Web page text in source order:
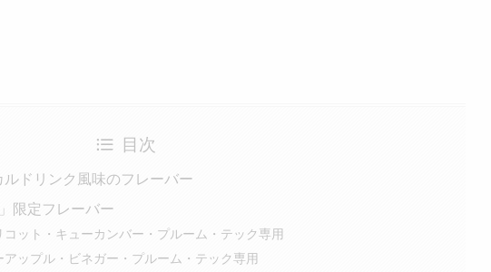
目次
ドリンク風味のフレーバー
限定フレーバー
コット・キューカンバー・プルーム・テック専用
ップル・ビネガー・プルーム・テック専用